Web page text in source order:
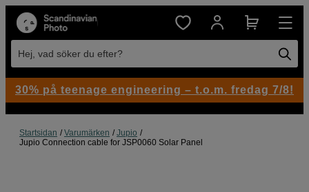
Hej, vad söker du efter?
Startsidan Varumärken
Jupio
Jupio Connection cable for JSP0060 Solar Panel
30% på teenage engineering – t.o.m. fredag 7/8!